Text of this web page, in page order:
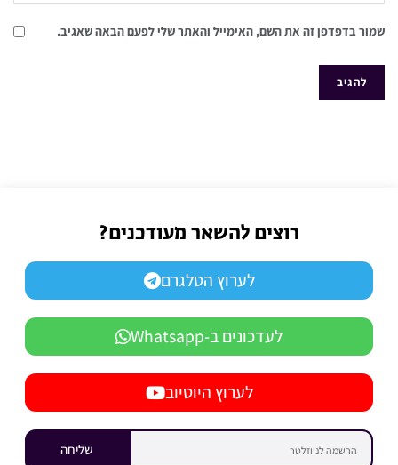
שמור בדפדפן זה את השם, האימייל והאתר שלי לפעם הבאה שאגיב.
רוצים להשאר מעודכנים?
לערוץ הטלגרם
לעדכונים ב-Whatsapp
לערוץ היוטיוב
שליחה